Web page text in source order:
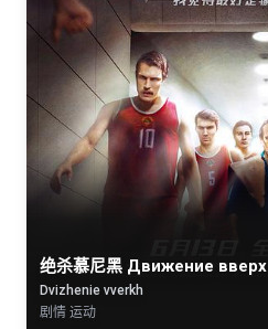
绝杀慕尼黑 Движение вверх
Dvizhenie vverkh
剧情 运动